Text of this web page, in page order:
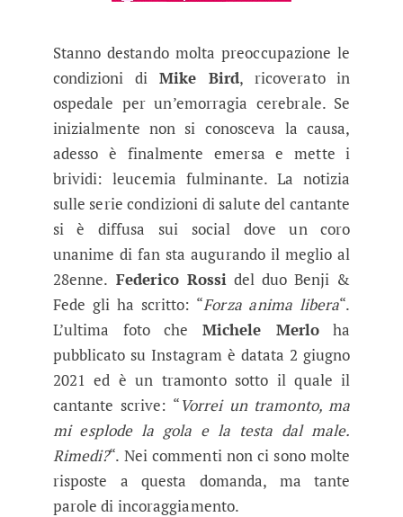
Stanno destando molta preoccupazione le
condizioni di Mike Bird, ricoverato in
ospedale per un’emorragia cerebrale. Se
inizialmente non si conosceva la causa,
adesso è finalmente emersa e mette i
brividi: leucemia fulminante. La notizia
sulle serie condizioni di salute del cantante
si è diffusa sui social dove un coro
unanime di fan sta augurando il meglio al
28enne. Federico Rossi del duo Benji &
Fede gli ha scritto: “Forza anima libera“.
L’ultima foto che Michele Merlo ha
pubblicato su Instagram è datata 2 giugno
2021 ed è un tramonto sotto il quale il
cantante scrive: “Vorrei un tramonto, ma
mi esplode la gola e la testa dal male.
Rimedi?“. Nei commenti non ci sono molte
risposte a questa domanda, ma tante
parole di incoraggiamento.